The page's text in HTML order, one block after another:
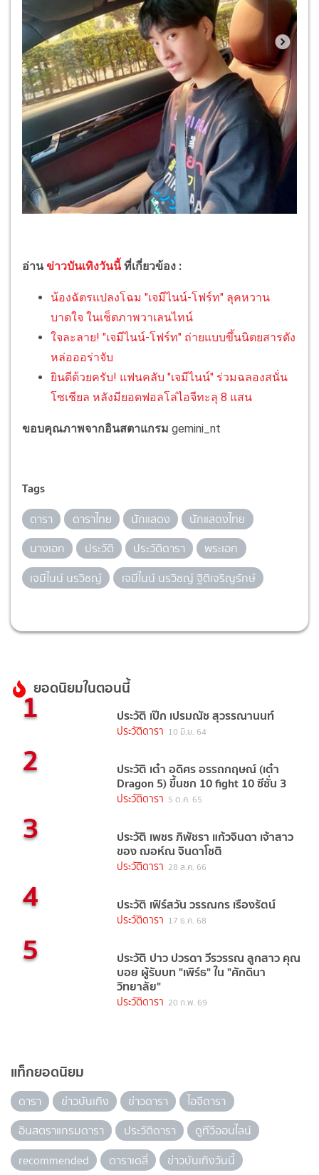
อ่านข่าวบันเทิงวันนี้ ที่เกี่ยวข้อง :
น้องฉัตรแปลงโฉม "เจมีไนน์-โฟร์ท" ลุคหวาน
บาดใจ ในเช็ตภาพวาเลนไทน์
ใจละลาย! "เจมีไนน์-โฟร์ท" ถ่ายแบบขึ้นนิตยสารดัง
หล่อออร่าจับ
ยินดีด้วยครับ! แฟนคลับ "เจมีไนน์" ร่วมฉลองสนั่น
โซเชียล หลังมียอดฟอลโล่ไอจีทะลุ 8 แสน
ขอบคุณภาพจากอินสตาแกรม gemini_nt
Tags
ดารา ดาราไทย นักแสดง
นักแสดงไทย
นางเอก
ประวัติ ประวัติดารา
พระเอก
เจมีไนน์ นรวิชญ์
เจมีไนน์ นรวิชญ์ ฐิติเจริญรักษ์
ยอดนิยมในตอนนี้
1 ประวัติ เป๊ก เปรมณัช สุวรรณานนท์
ประวัติดารา 10 มิ.ย. 64
2 ประวัติ เต๋า อดิศร อรรถกฤษณ์ (เต๋า
Dragon 5) ขึ้นชก 10 fight 10 ซีซั่น 3
ประวัติดารา 5 ต.ค. 65
3 ประวัติ เพชร ภิพัชรา แก้วจินดา เจ้าสาว
ของ ฌอห์ณ จินดาโชติ
ประวัติดารา 28 ส.ค. 66
4 ประวัติ เฟิร์สวัน วรรณกร เรืองรัตน์
ประวัติดารา 17 ธ.ค. 68
5 ประวัติ ปาว ปวรดา วีรวรรณ ลูกสาว คุณ
บอย ผู้รับบท "เพิร์ธ" ใน "ศักดินา
วิทยาลัย"
ประวัติดารา 20 ก.พ. 69
แท็กยอดนิยม
ดารา ข่าวบันเทิง ข่าวดารา
ไอจีดารา
อินสตราแกรมดารา
ประวัติดารา
ดูทีวีออนไลน์
recommended
ดาราเดลี่ ข่าวบันเทิงวันนี้